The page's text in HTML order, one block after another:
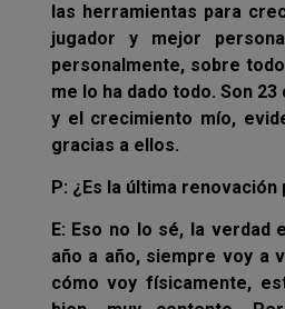
las herramientas para
jugador y mejor
personalmente, sobre
me lo ha dado todo. Son
y el crecimiento mío,
gracias a ellos.
P: ¿Es la última renovación
E: Eso no lo sé, la verdad
año a año, siempre voy a
cómo voy físicamente,